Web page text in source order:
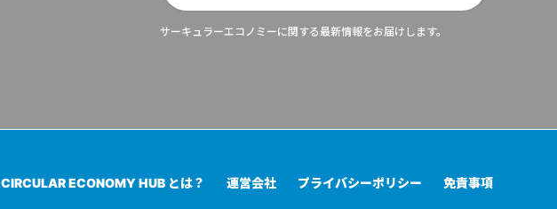
サーキュラーエコノミーに関する最新情報をお届けします。
CIRCULAR ECONOMY HUB とは？ 運営会社 プライバシーポリシー 免責事項